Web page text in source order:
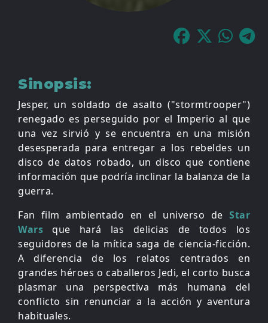
Sinopsis:
Jesper, un soldado de asalto ("stormtrooper")
renegado es perseguido por el Imperio al que
una vez sirvió y se encuentra en una misión
desesperada para entregar a los rebeldes un
disco de datos robado, un disco que contiene
información que podría inclinar la balanza de la
guerra.
Fan film ambientado en el universo de Star
Warsque hará las delicias de todos los
seguidores de la mítica saga de ciencia-ficción.
A diferencia de los relatos centrados en
grandes héroes o caballeros Jedi, el corto busca
plasmar una perspectiva más humana del
conflicto sin renunciar a la acción y aventura
habituales.